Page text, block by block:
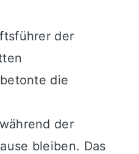
der
die
der
bleiben. Das